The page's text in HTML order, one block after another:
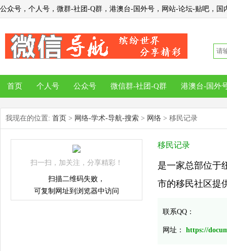
公众号，个人号，微群-社团-Q群，港澳台-国外号，网站-论坛-贴吧，
首页 个人号 公众号 微信群-社团-Q群 港澳台-国外
我现在的位置: 首页 > 网络-学术-导航-搜索 > 网络 > 移民记录
扫一扫，加关注，分享精彩！
扫描二维码失败，
可复制网址到浏览器中访问
移民记录
是一家总部位于
市的移民社区提
联系QQ：
网址： https://